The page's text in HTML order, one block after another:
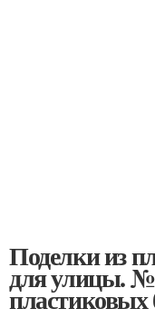
Поделки из
для улицы.